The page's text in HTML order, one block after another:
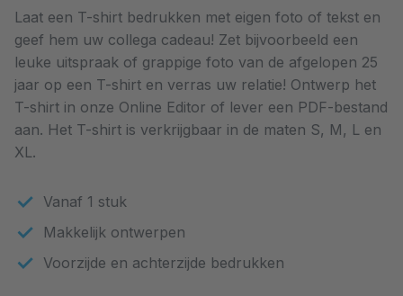
Laat een T-shirt bedrukken met eigen foto of tekst en
geef hem uw collega cadeau! Zet bijvoorbeeld een
leuke uitspraak of grappige foto van de afgelopen 25
jaar op een T-shirt en verras uw relatie! Ontwerp het
T-shirt in onze Online Editor of lever een PDF-bestand
aan. Het T-shirt is verkrijgbaar in de maten S, M, L en
XL.
Vanaf 1 stuk
Makkelijk ontwerpen
Voorzijde en achterzijde bedrukken